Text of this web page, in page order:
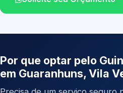
Por que optar pelo
em Guaranhuns, Vila